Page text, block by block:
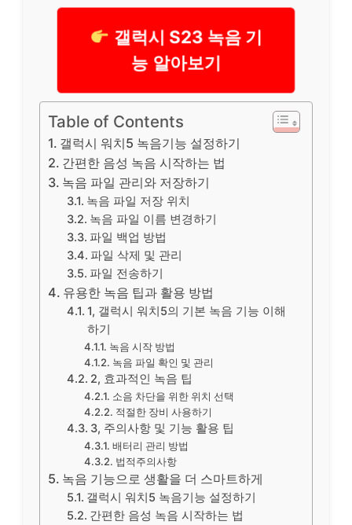
갤럭시 S23 녹음 기
능 알아보기
Table of Contents
갤럭시 워치5 녹음기능 설정하기
간편한 음성 녹음 시작하는 법
녹음 파일 관리와 저장하기
녹음 파일 저장 위치
녹음 파일 이름 변경하기
파일 백업 방법
파일 삭제 및 관리
파일 전송하기
유용한 녹음 팁과 활용 방법
1, 갤럭시 워치5의 기본 녹음 기능 이해
하기
녹음 시작 방법
녹음 파일 확인 및 관리
2, 효과적인 녹음 팁
소음 차단을 위한 위치 선택
적절한 장비 사용하기
3, 주의사항 및 기능 활용 팁
배터리 관리 방법
법적주의사항
녹음 기능으로 생활을 더 스마트하게
갤럭시 워치5 녹음기능 설정하기
간편한 음성 녹음 시작하는 법